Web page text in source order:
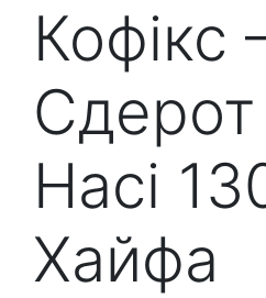
Кофікс
Насі
Хайфа